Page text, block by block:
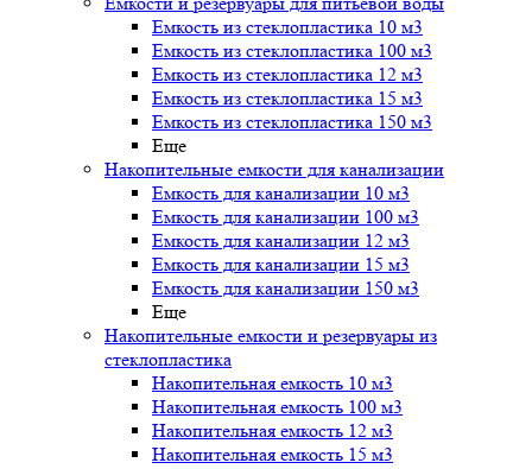
Емкость из стеклопластика 10 м3
Емкость из стеклопластика 100 м3
Емкость из стеклопластика 12 м3
Емкость из стеклопластика 15 м3
Емкость из стеклопластика 150 м3
Еще
Накопительные емкости для канализации
Емкость для канализации 10 м3
Емкость для канализации 100 м3
Емкость для канализации 12 м3
Емкость для канализации 15 м3
Емкость для канализации 150 м3
Еще
Накопительные емкости и резервуары из
стеклопластика
Накопительная емкость 10 м3
Накопительная емкость 100 м3
Накопительная емкость 12 м3
Накопительная емкость 15 м3